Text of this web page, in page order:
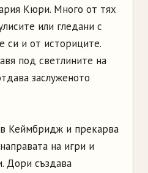
Кюри. Много от тях
или гледани с
си и от историците.
под светлините на
заслуженото
в Кеймбридж и прекарва
на игри и
Дори създава